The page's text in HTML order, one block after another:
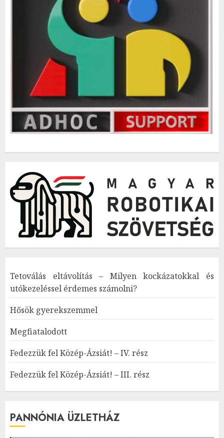
Tetoválás eltávolítás – Milyen kockázatokkal és
utókezeléssel érdemes számolni?
Hősök gyerekszemmel
Megfiatalodott
Fedezzük fel Közép-Ázsiát! – IV. rész
Fedezzük fel Közép-Ázsiát! – III. rész
PANNÓNIA ÜZLETHÁZ